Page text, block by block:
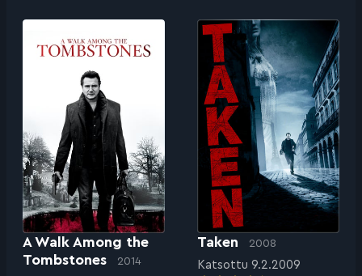
A Walk Among the
Tombstones
2014
Taken 2008
Katsottu 9.2.2009